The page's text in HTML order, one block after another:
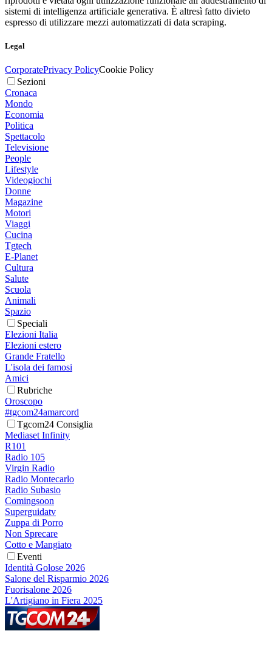
sistemi di intelligenza artificiale generativa. È altresì fatto divieto
espresso di utilizzare mezzi automatizzati di data scraping.
Legal
CorporatePrivacy PolicyCookie Policy
Sezioni
Cronaca
Mondo
Economia
Politica
Spettacolo
Televisione
People
Lifestyle
Videogiochi
Donne
Magazine
Motori
Viaggi
Cucina
Tgtech
E-Planet
Cultura
Salute
Scuola
Animali
Spazio
Speciali
Elezioni Italia
Elezioni estero
Grande Fratello
L'isola dei famosi
Amici
Rubriche
Oroscopo
#tgcom24amarcord
Tgcom24 Consiglia
Mediaset Infinity
R101
Radio 105
Virgin Radio
Radio Montecarlo
Radio Subasio
Comingsoon
Superguidatv
Zuppa di Porro
Non Sprecare
Cotto e Mangiato
Eventi
Identità Golose 2026
Salone del Risparmio 2026
Fuorisalone 2026
L'Artigiano in Fiera 2025